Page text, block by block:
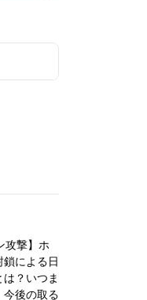
攻撃】ホ
による日
？いつま
今後の取る